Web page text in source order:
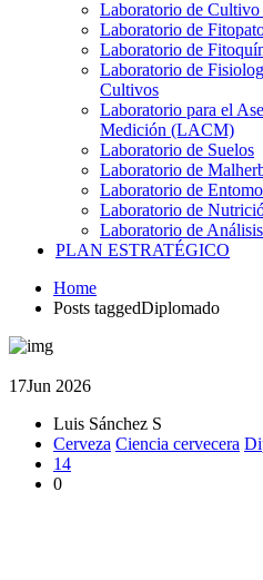
Laboratorio de Cultivo
Laboratorio de
Laboratorio de
Laboratorio de
Cultivos
Laboratorio para el
Medición (LACM)
Laboratorio de Suelos
Laboratorio de
Laboratorio de
Laboratorio de
Laboratorio de
PLAN ESTRATÉGICO
Home
Posts taggedDiplomado
17Jun 2026
Luis Sánchez S
Cerveza Ciencia cervecera
14
0